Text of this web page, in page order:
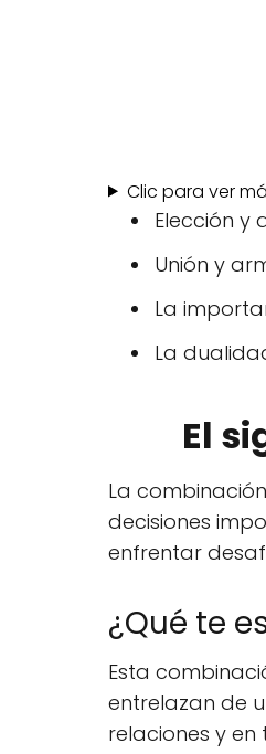
Clic para ver
Elección y
Unión y
La
La
El
La
decisiones
enfrentar
¿Qué te
Esta
entrelazan de
relaciones y